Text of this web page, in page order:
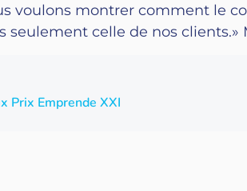
voulons montrer comment le
seulement celle de nos
Prix Emprende XXI